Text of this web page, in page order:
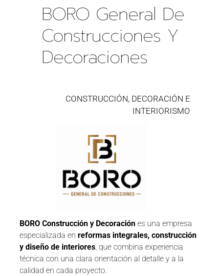
BORO General De
Construcciones Y
Decoraciones
CONSTRUCCIÓN, DECORACIÓN E
INTERIORISMO
BORO Construcción y Decoración es una empresa
especializada en reformas integrales, construcción
y diseño de interiores , que combina experiencia
técnica con una clara orientación al detalle y a la
calidad en cada proyecto.